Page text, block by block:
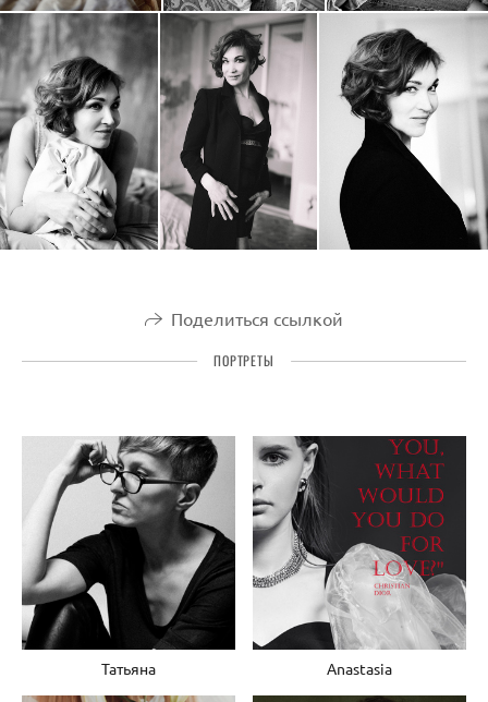
Поделиться ссылкой
ПОРТРЕТЫ
Татьяна Anastasia